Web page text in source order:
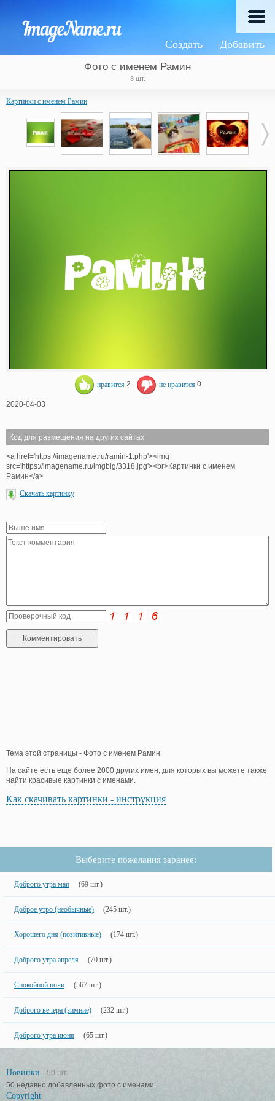
Добавить
Создать
Фото с именем Рамин
8 шт.
Картинки с именем Рамин
нравится 2 не нравится 0
2020-04-03
Код для размещения на других сайтах
<a href='https://imagename.ru/ramin-1.php'><img
src='https://imagename.ru/imgbig/3318.jpg'><br>Картинки с именем
Рамин</a>
Скачать картинку
Тема этой страницы - Фото с именем Рамин.
На сайте есть еще более 2000 других имен, для которых вы можете также
найти красивые картинки с именами.
Как скачивать картинки - инструкция
Выберите пожелания заранее:
Доброго утра мая (69 шт.)
Доброе утро (необычные) (245 шт.)
Хорошего дня (позитивные) (174 шт.)
Доброго утра апреля (70 шт.)
Спокойной ночи (567 шт.)
Доброго вечера (зимние) (232 шт.)
Доброго утра июня (65 шт.)
Новинки
50 шт.
50 недавно добавленных фото с именами.
Copyright